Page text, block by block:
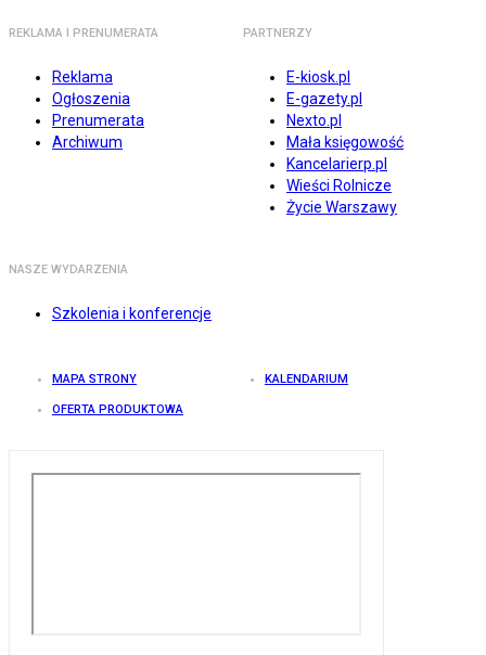
REKLAMA I PRENUMERATA
Reklama
Ogłoszenia
Prenumerata
Archiwum
PARTNERZY
E-kiosk.pl
E-gazety.pl
Nexto.pl
Mała księgowość
Kancelarierp.pl
Wieści Rolnicze
Życie Warszawy
NASZE WYDARZENIA
Szkolenia i konferencje
MAPA STRONY KALENDARIUM
OFERTA PRODUKTOWA